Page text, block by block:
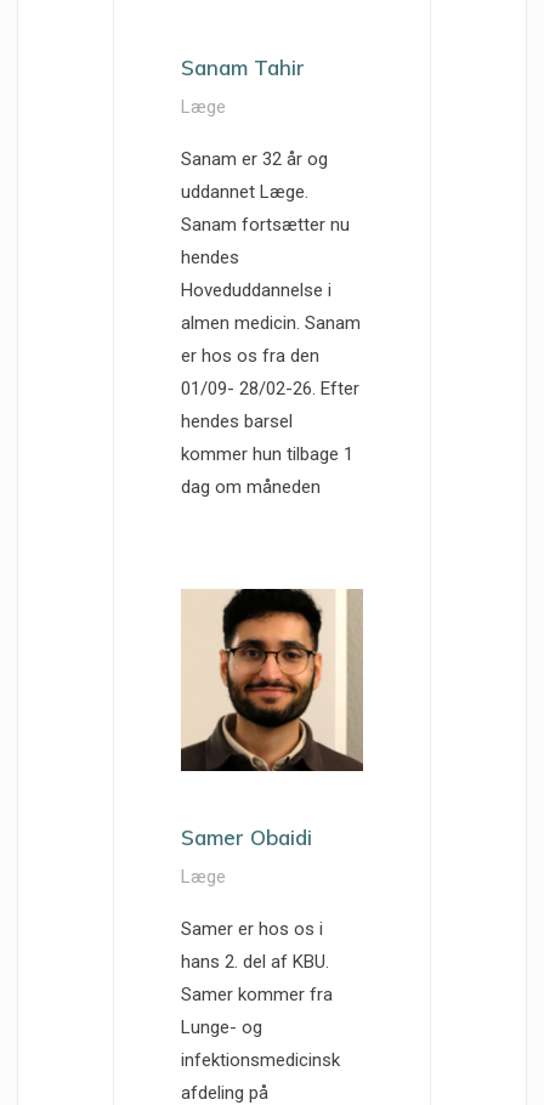
Sanam Tahir
Læge
Sanam er 32 år og
uddannet Læge.
Sanam fortsætter nu
hendes
Hoveduddannelse i
almen medicin. Sanam
er hos os fra den
01/09- 28/02-26. Efter
hendes barsel
kommer hun tilbage 1
dag om måneden
Samer Obaidi
Læge
Samer er hos os i
hans 2. del af KBU.
Samer kommer fra
Lunge- og
infektionsmedicinsk
afdeling på